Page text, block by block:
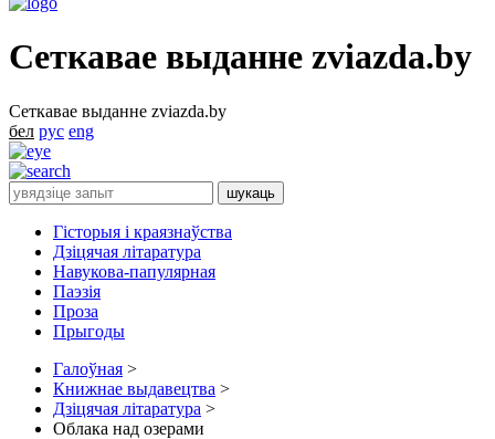
Сеткавае выданне zviazda.by
Сеткавае выданне zviazda.by
бел рус eng
Гісторыя і краязнаўства
Дзіцячая літаратура
Навукова-папулярная
Паэзія
Проза
Прыгоды
Галоўная >
Книжнае выдавецтва >
Дзіцячая літаратура >
Облака над озерами